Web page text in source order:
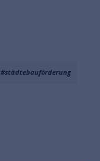
#städtebauförderung